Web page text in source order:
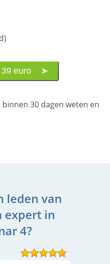
30 dagen weten en
leden van
expert in
4?